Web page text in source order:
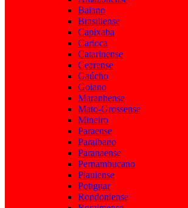
Baiano
Brasiliense
Capixaba
Carioca
Catarinense
Cearense
Gaúcho
Goiano
Maranhense
Mato-Grossense
Mineiro
Paraense
Paraibano
Paranaense
Pernambucano
Piauiense
Potiguar
Rondoniense